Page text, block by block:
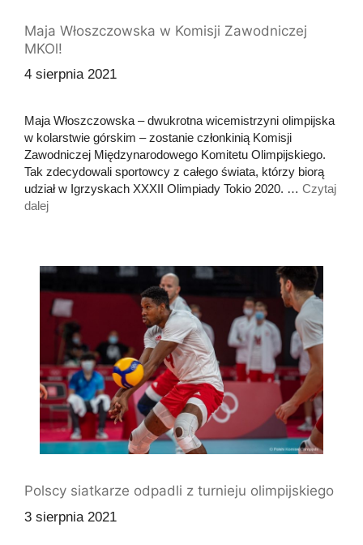
Maja Włoszczowska w Komisji Zawodniczej
MKOl!
4 sierpnia 2021
Maja Włoszczowska – dwukrotna wicemistrzyni olimpijska
w kolarstwie górskim – zostanie członkinią Komisji
Zawodniczej Międzynarodowego Komitetu Olimpijskiego.
Tak zdecydowali sportowcy z całego świata, którzy biorą
udział w Igrzyskach XXXII Olimpiady Tokio 2020. … Czytaj
dalej
Polscy siatkarze odpadli z turnieju olimpijskiego
3 sierpnia 2021